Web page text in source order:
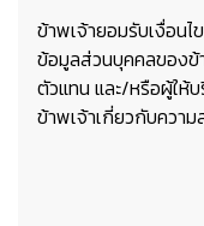
ข้าพเจ้ายอมรับเงื่อนไ
ข้อมูลส่วนบุคคลของ
ตัวแทน และ/หรือผู้ให้
ข้าพเจ้าเกี่ยวกับควา